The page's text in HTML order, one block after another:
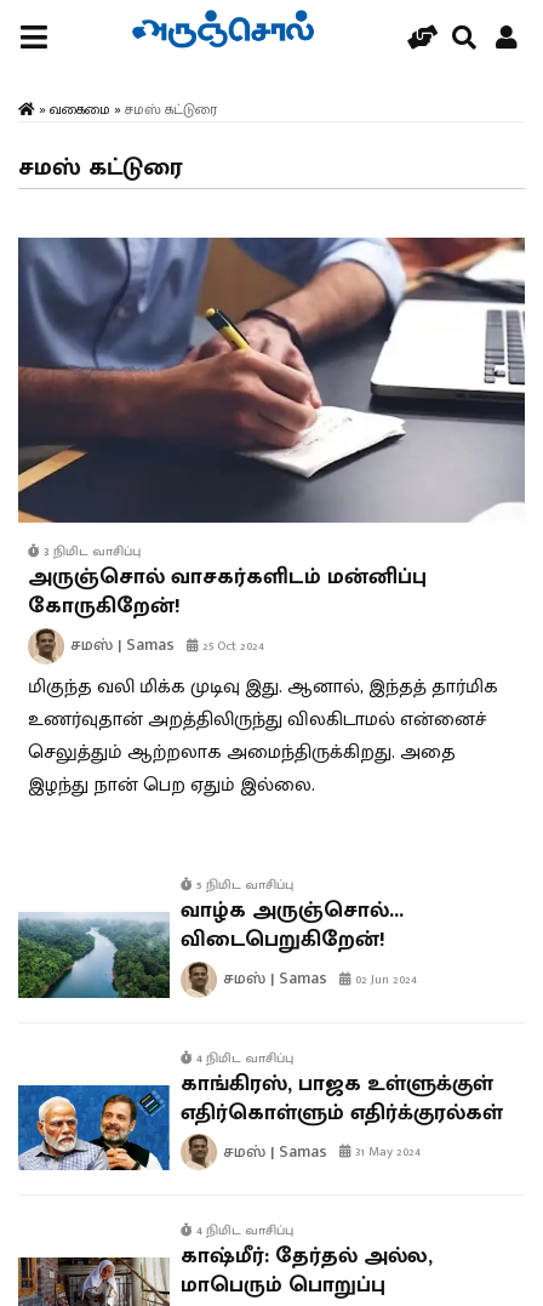
» வகைமை » சமஸ் கட்டுரை
சமஸ் கட்டுரை
3 நிமிட வாசிப்பு
அருஞ்சொல் வாசகர்களிடம் மன்னிப்பு
கோருகிறேன்!
சமஸ் | Samas 25 Oct 2024
மிகுந்த வலி மிக்க முடிவு இது. ஆனால், இந்தத் தார்மிக
உணர்வுதான் அறத்திலிருந்து விலகிடாமல் என்னைச்
செலுத்தும் ஆற்றலாக அமைந்திருக்கிறது. அதை
இழந்து நான் பெற ஏதும் இல்லை.
5 நிமிட வாசிப்பு
வாழ்க அருஞ்சொல்…
விடைபெறுகிறேன்!
சமஸ் | Samas 02 Jun 2024
4 நிமிட வாசிப்பு
காங்கிரஸ், பாஜக உள்ளுக்குள்
எதிர்கொள்ளும் எதிர்க்குரல்கள்
சமஸ் | Samas 31 May 2024
4 நிமிட வாசிப்பு
காஷ்மீர்: தேர்தல் அல்ல,
மாபெரும் பொறுப்பு